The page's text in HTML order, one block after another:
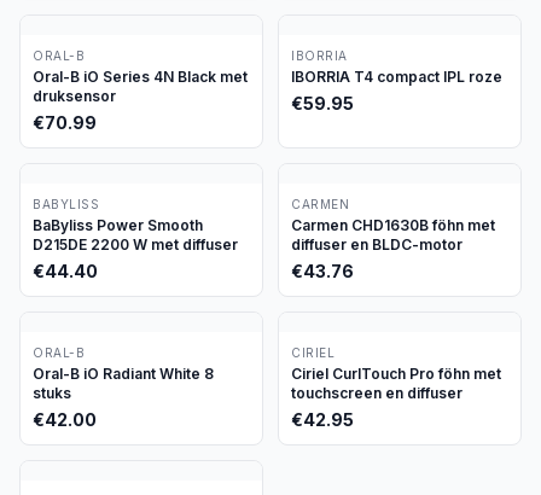
ORAL-B
Oral-B iO Series 4N Black met
druksensor
€70.99
IBORRIA
IBORRIA T4 compact IPL roze
€59.95
BABYLISS
BaByliss Power Smooth
D215DE 2200 W met diffuser
€44.40
CARMEN
Carmen CHD1630B föhn met
diffuser en BLDC-motor
€43.76
ORAL-B
Oral-B iO Radiant White 8
stuks
€42.00
CIRIEL
Ciriel CurlTouch Pro föhn met
touchscreen en diffuser
€42.95